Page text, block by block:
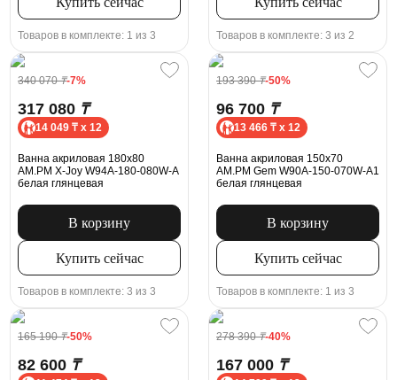
Товаров в комплекте: 1 из 3 Товаров в комплекте: 3 из 2
340 070₸-7%
317 080 ₸
14 049 ₸ x 12
Ванна акриловая 180x80
AM.PM X-Joy W94A-180-080W-A
белая глянцевая
В корзину
Купить сейчас
Товаров в комплекте: 3 из 3
193 390₸-50%
96 700 ₸
13 466 ₸ x 12
Ванна акриловая 150x70
AM.PM Gem W90A-150-070W-A1
белая глянцевая
В корзину
Купить сейчас
Товаров в комплекте: 1 из 3
165 190₸-50%
82 600 ₸
278 390₸-40%
167 000 ₸